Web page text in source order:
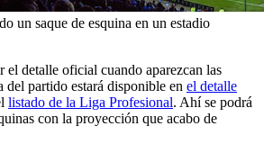
un saque de esquina en un estadio
el detalle oficial cuando aparezcan las
del partido estará disponible en el detalle
listado de la Liga Profesional. Ahí se podrá
con la proyección que acabo de